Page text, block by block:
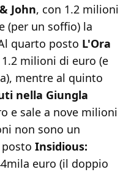
John, con 1.2 milioni
(per un soffio) la
quarto posto L'Ora
milioni di euro (e
mentre al quinto
nella Giungla
e sale a nove milioni
non sono un
Insidious:
euro (il doppio